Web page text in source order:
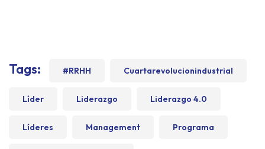
Tags: #RRHH Cuartarevolucionindustrial
Líder Liderazgo Liderazgo 4.0
Líderes Management Programa